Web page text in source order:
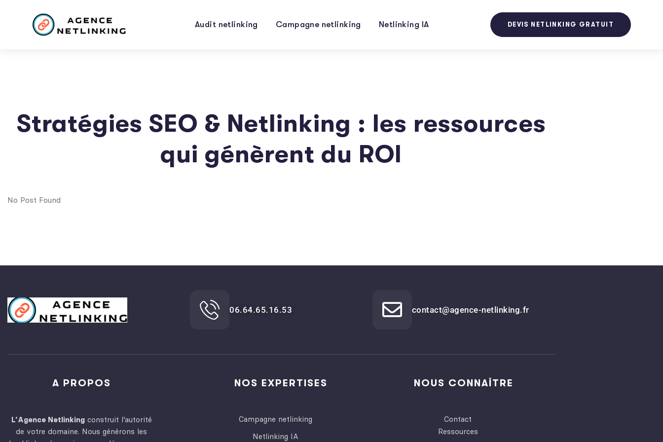
Audit netlinking Campagne netlinking Netlinking IA DEVIS NETLINKING GRATUIT
Stratégies SEO & Netlinking : les ressources
qui génèrent du ROI
No Post Found
06.64.65.16.53 contact@agence-netlinking.fr
A PROPOS
L’Agence Netlinkingconstruit l’autorité
de votre domaine. Nous générons les
NOS EXPERTISES
Campagne netlinking
Netlinking IA
NOUS CONNAÎTRE
Contact
Ressources